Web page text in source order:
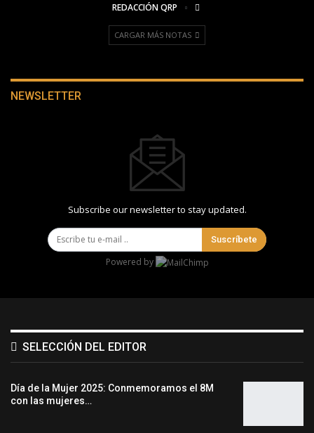
REDACCIÓN QRP
CARGAR MÁS NOTAS
NEWSLETTER
Subscribe our newsletter to stay updated.
Suscríbete
Powered by
SELECCIÓN DEL EDITOR
Día de la Mujer 2025: Conmemoramos el 8M
con las mujeres…